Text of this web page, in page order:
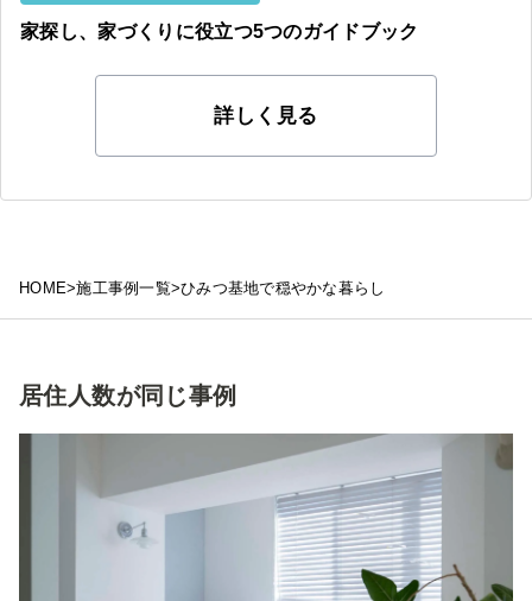
家探し、家づくりに役立つ5つのガイドブック
詳しく見る
HOME>施工事例一覧>ひみつ基地で穏やかな暮らし
居住人数が同じ事例